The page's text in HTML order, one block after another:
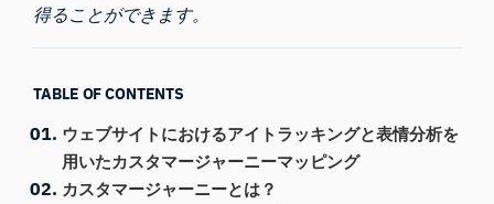
得ることができます。
TABLE OF CONTENTS
ウェブサイトにおけるアイトラッキングと表情分析を
用いたカスタマージャーニーマッピング
カスタマージャーニーとは？